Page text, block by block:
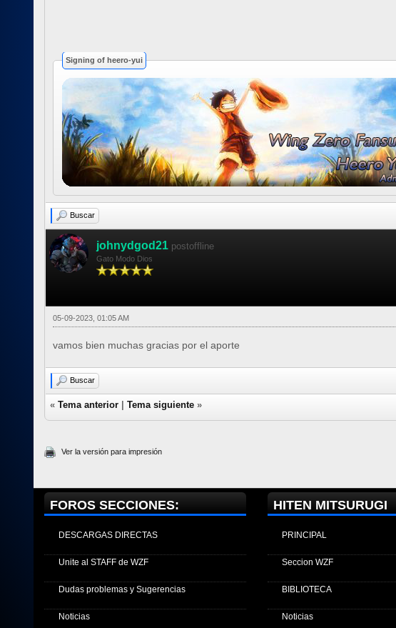
Signing of heero-yui
Buscar
johnydgod21 postoffline
Gato Modo Dios
05-09-2023, 01:05 AM
vamos bien muchas gracias por el aporte
Buscar
« Tema anterior Tema siguiente »
Ver la versión para impresión
FOROS SECCIONES:
DESCARGAS DIRECTAS
Unite al STAFF de WZF
Dudas problemas y Sugerencias
Noticias
HITEN MITSURUGI
PRINCIPAL
Seccion WZF
BIBLIOTECA
Noticias